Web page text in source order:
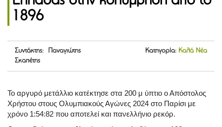
1896
Συντάκτης: Παναγιώτης
Σκαπέτης
Κατηγορία: Καλά Νέα
Το αργυρό μετάλλιο κατέκτησε στα 200 μ ύπτιο ο Απόστολος
Χρήστου στους Ολυμπιακούς Αγώνες 2024 στο Παρίσι με
χρόνο 1:54:82 που αποτελεί και πανελλήνιο ρεκόρ.